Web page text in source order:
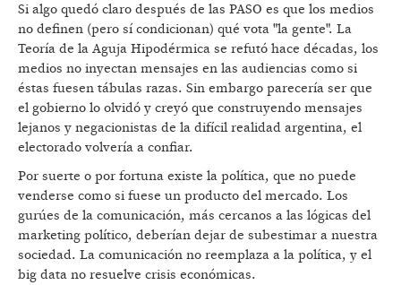
Si algo quedó claro después de las PASO es que los medios
no definen (pero sí condicionan) qué vota "la gente". La
Teoría de la Aguja Hipodérmica se refutó hace décadas, los
medios no inyectan mensajes en las audiencias como si
éstas fuesen tábulas razas. Sin embargo parecería ser que
el gobierno lo olvidó y creyó que construyendo mensajes
lejanos y negacionistas de la difícil realidad argentina, el
electorado volvería a confiar.
Por suerte o por fortuna existe la política, que no puede
venderse como si fuese un producto del mercado. Los
gurúes de la comunicación, más cercanos a las lógicas del
marketing político, deberían dejar de subestimar a nuestra
sociedad. La comunicación no reemplaza a la política, y el
big data no resuelve crisis económicas.